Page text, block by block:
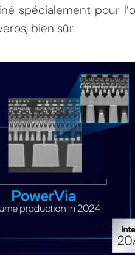
spécialement pour
bien sûr.